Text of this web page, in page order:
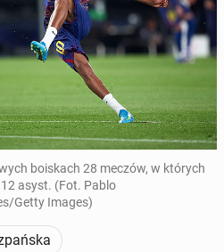
boiskach 28 meczów, w których
asyst. (Fot. Pablo
Getty Images)